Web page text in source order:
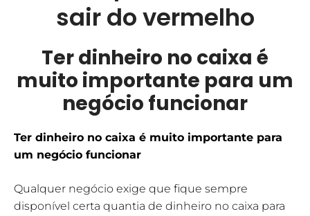
sair do vermelho
Ter dinheiro no caixa é
muito importante para um
negócio funcionar
Ter dinheiro no caixa é muito importante para
um negócio funcionar
Qualquer negócio exige que fique sempre
disponível certa quantia de dinheiro no caixa para